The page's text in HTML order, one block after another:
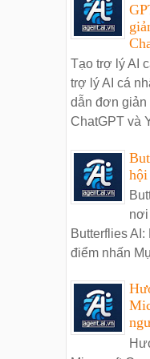
Tạo trợ lý AI
trợ lý AI cá
dẫn đơn
ChatGPT và
nơi
Butterflies
điểm nhấn